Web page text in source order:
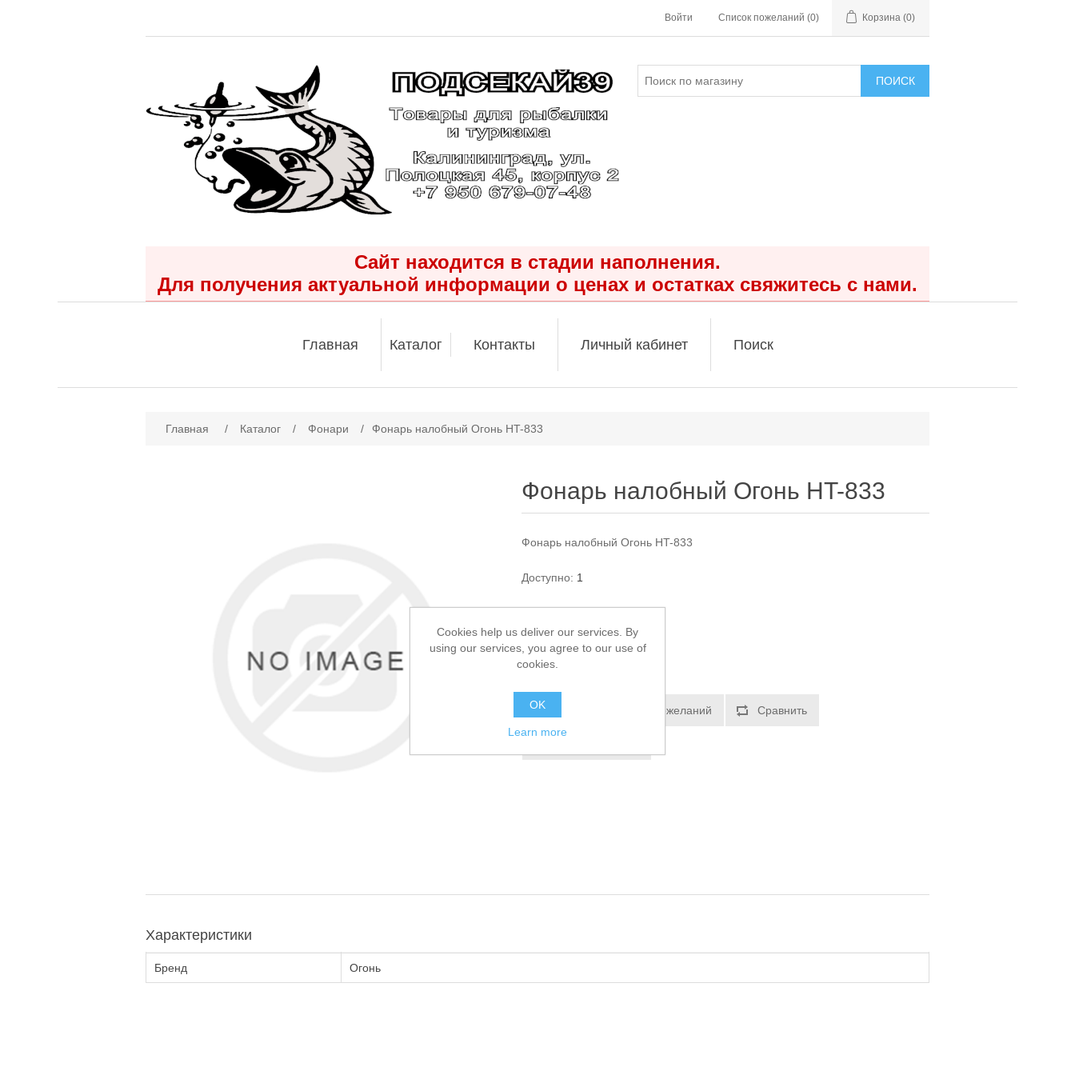
Войти Список пожеланий (0) Корзина (0)
ПОИСК
Сайт находится в стадии наполнения.
Для получения актуальной информации о ценах и остатках свяжитесь с нами.
Главная Каталог Контакты Личный кабинет Поиск
Главная / Каталог / Фонари / Фонарь налобный Огонь HT-833
Фонарь налобный Огонь HT-833
Фонарь налобный Огонь HT-833
Доступно: 1
Добавить в список пожеланий Сравнить
Характеристики
Бренд Огонь
Cookies help us deliver our services. By
using our services, you agree to our use of
cookies.
OK
Learn more